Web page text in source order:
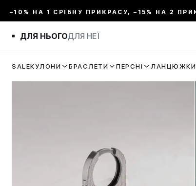
–10% НА 1 СРІБНУ ПРИКРАСУ, –15% НА 2
ДЛЯ НЬОГОДЛЯ НЕЇ
SALEКУЛОНИ БРАСЛЕТИ ПЕРСНІ ЛАНЦЮЖКИ